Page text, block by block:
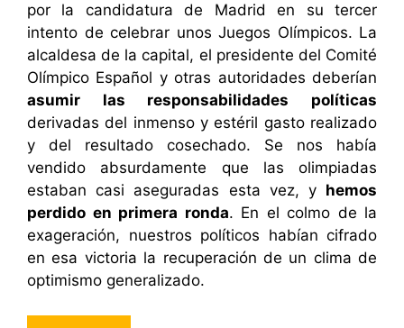
por la candidatura de Madrid en su tercer
intento de celebrar unos Juegos Olímpicos. La
alcaldesa de la capital, el presidente del Comité
Olímpico Español y otras autoridades deberían
asumir las responsabilidades políticas
derivadas del inmenso y estéril gasto realizado
y del resultado cosechado. Se nos había
vendido absurdamente que las olimpiadas
estaban casi aseguradas esta vez, y hemos
perdido en primera ronda. En el colmo de la
exageración, nuestros políticos habían cifrado
en esa victoria la recuperación de un clima de
optimismo generalizado.